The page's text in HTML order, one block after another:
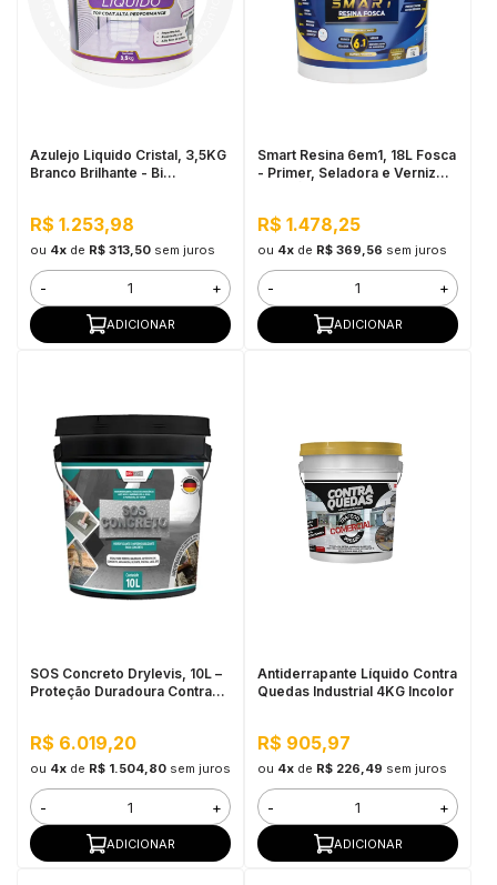
Azulejo Liquido Cristal, 3,5KG
Branco Brilhante - Bi
R$ 1.253,98
ou 4xde R$ 313,50 sem juros
- +
ADICIONAR
Smart Resina 6em1, 18L Fosca
- Primer, Seladora e Verniz
R$ 1.478,25
ou 4xde R$ 369,56 sem juros
- +
ADICIONAR
SOS Concreto Drylevis, 10L –
Proteção Duradoura Contra
R$ 6.019,20
ou 4xde R$ 1.504,80 sem juros
- +
ADICIONAR
Antiderrapante Líquido Contra
Quedas Industrial 4KG Incolor
R$ 905,97
ou 4xde R$ 226,49 sem juros
- +
ADICIONAR